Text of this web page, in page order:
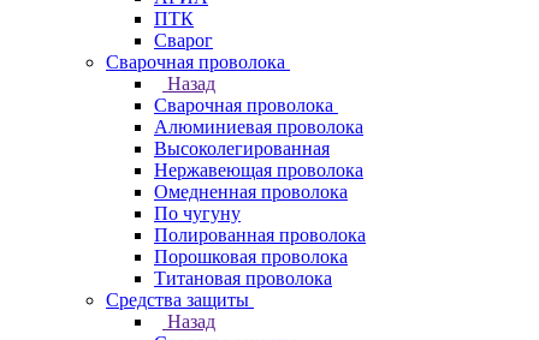
ПТК
Сварог
Сварочная проволока
Назад
Сварочная проволока
Алюминиевая проволока
Высоколегированная
Нержавеющая проволока
Омедненная проволока
По чугуну
Полированная проволока
Порошковая проволока
Титановая проволока
Средства защиты
Назад